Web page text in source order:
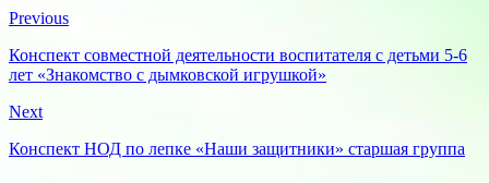
Previous
Конспект совместной деятельности воспитателя с детьми 5-6
лет «Знакомство с дымковской игрушкой»
Next
Конспект НОД по лепке «Наши защитники» старшая группа